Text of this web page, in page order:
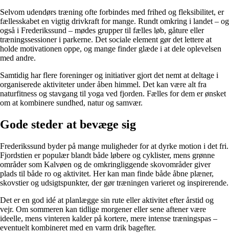
Selvom udendørs træning ofte forbindes med frihed og fleksibilitet, er
fællesskabet en vigtig drivkraft for mange. Rundt omkring i landet – og
også i Frederikssund – mødes grupper til fælles løb, gåture eller
træningssessioner i parkerne. Det sociale element gør det lettere at
holde motivationen oppe, og mange finder glæde i at dele oplevelsen
med andre.
Samtidig har flere foreninger og initiativer gjort det nemt at deltage i
organiserede aktiviteter under åben himmel. Det kan være alt fra
naturfitness og stavgang til yoga ved fjorden. Fælles for dem er ønsket
om at kombinere sundhed, natur og samvær.
Gode steder at bevæge sig
Frederikssund byder på mange muligheder for at dyrke motion i det fri.
Fjordstien er populær blandt både løbere og cyklister, mens grønne
områder som Kalvøen og de omkringliggende skovområder giver
plads til både ro og aktivitet. Her kan man finde både åbne plæner,
skovstier og udsigtspunkter, der gør træningen varieret og inspirerende.
Det er en god idé at planlægge sin rute eller aktivitet efter årstid og
vejr. Om sommeren kan tidlige morgener eller sene aftener være
ideelle, mens vinteren kalder på kortere, mere intense træningspas –
eventuelt kombineret med en varm drik bagefter.